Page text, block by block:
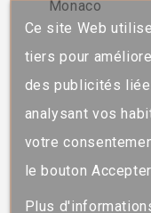
Ce site Web
tiers pour
des publicités
analysant vos
votre
le bouton Accepter.
Plus
Monaco